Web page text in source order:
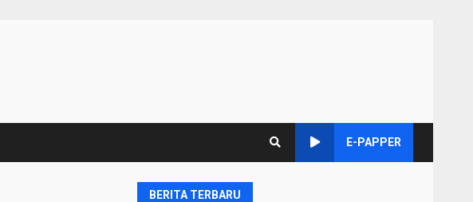
E-PAPPER
BERITA TERBARU